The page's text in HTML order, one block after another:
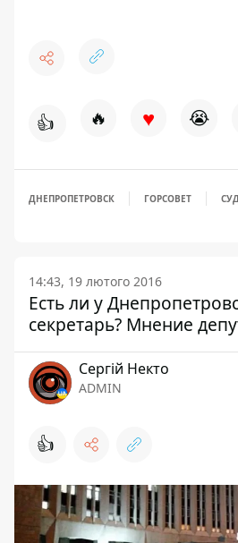
👍 🔥 ♥ 😭
ДНЕПРОПЕТРОВСК ГОРСОВЕТ
14:43, 19 лютого 2016
Есть ли у
секретарь? Мнение
Сергій Некто
ADMIN
👍